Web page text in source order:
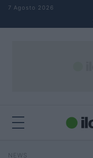
Salta al contenuto
7 Agosto 2026
NEWS